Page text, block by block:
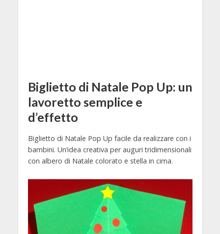
Biglietto di Natale Pop Up: un
lavoretto semplice e
d’effetto
Biglietto di Natale Pop Up facile da realizzare con i
bambini. Un’idea creativa per auguri tridimensionali
con albero di Natale colorato e stella in cima.